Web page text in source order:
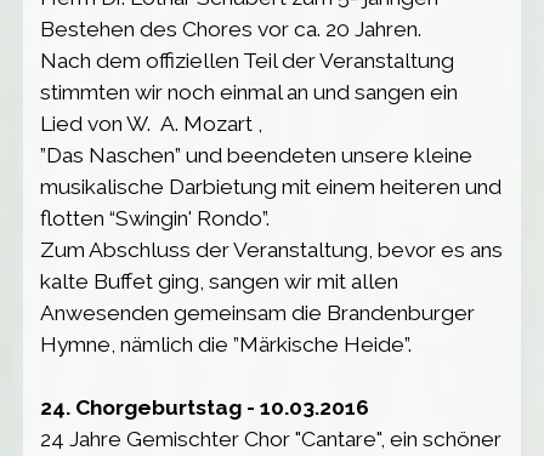
Bestehen des Chores vor ca. 20 Jahren.
Nach dem offiziellen Teil der Veranstaltung
stimmten wir noch einmal an und sangen ein
Lied von W. A. Mozart ,
”Das Naschen” und beendeten unsere kleine
musikalische Darbietung mit einem heiteren und
flotten “Swingin' Rondo”.
Zum Abschluss der Veranstaltung, bevor es ans
kalte Buffet ging, sangen wir mit allen
Anwesenden gemeinsam die Brandenburger
Hymne, nämlich die ”Märkische Heide”.
24. Chorgeburtstag - 10.03.2016
24 Jahre Gemischter Chor "Cantare", ein schöner